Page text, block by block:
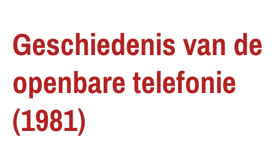
Geschiedenis van de
openbare telefonie
(1981)